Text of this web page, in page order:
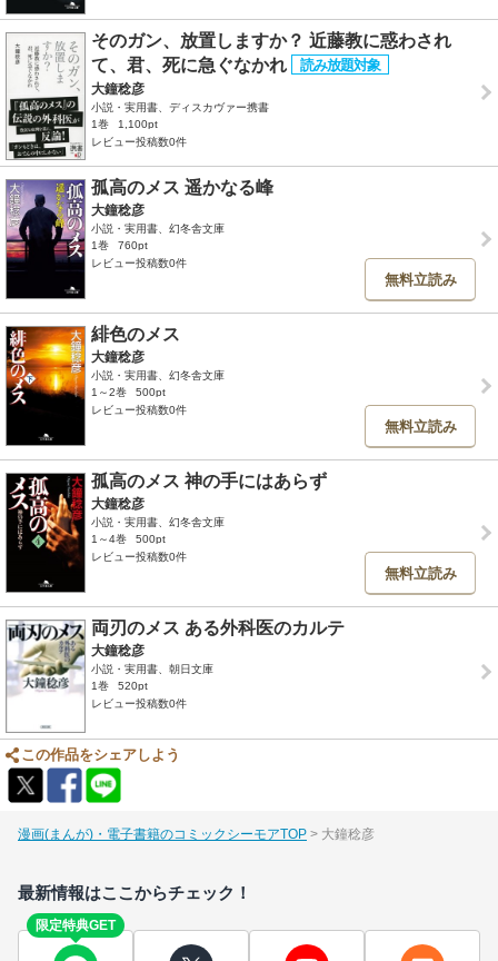
そのガン、放置しますか？ 近藤教に惑わされ
て、君、死に急ぐなかれ
大鐘稔彦
小説・実用書、ディスカヴァー携書
1巻
1,100pt
レビュー投稿数0件
孤高のメス 遥かなる峰
大鐘稔彦
小説・実用書、幻冬舎文庫
1巻
760pt
レビュー投稿数0件
無料立読み
緋色のメス
大鐘稔彦
小説・実用書、幻冬舎文庫
1～2巻
500pt
レビュー投稿数0件
無料立読み
孤高のメス 神の手にはあらず
大鐘稔彦
小説・実用書、幻冬舎文庫
1～4巻
500pt
レビュー投稿数0件
無料立読み
両刃のメス ある外科医のカルテ
大鐘稔彦
小説・実用書、朝日文庫
1巻
520pt
レビュー投稿数0件
この作品をシェアしよう
漫画(まんが)・電子書籍のコミックシーモアTOP 大鐘稔彦
最新情報はここからチェック！
限定特典GET